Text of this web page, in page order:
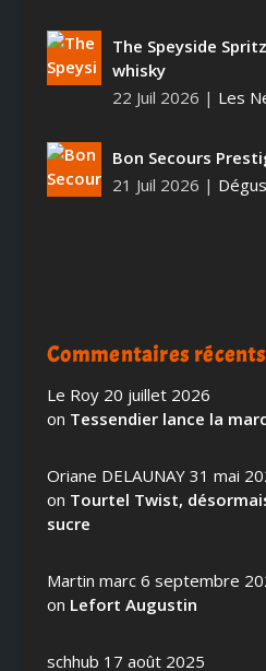
The Speyside
whisky
22 Juil 2026 | Les
Bon Secours
21 Juil 2026 |
Commentaires récents
Le Roy 20 juillet 2026
on Tessendier lance la
Oriane DELAUNAY 31 mai
on Tourtel Twist,
sucre
Martin marc 6 septembre
on Lefort Augustin
schhub 17 août 2025